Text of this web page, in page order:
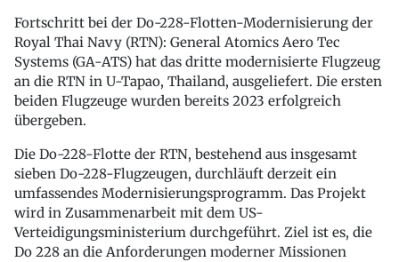
Fortschritt bei der Do-228-Flotten-Modernisierung der
Royal Thai Navy (RTN): General Atomics Aero Tec
Systems (GA-ATS) hat das dritte modernisierte Flugzeug
an die RTN in U-Tapao, Thailand, ausgeliefert. Die ersten
beiden Flugzeuge wurden bereits 2023 erfolgreich
übergeben.
Die Do-228-Flotte der RTN, bestehend aus insgesamt
sieben Do-228-Flugzeugen, durchläuft derzeit ein
umfassendes Modernisierungsprogramm. Das Projekt
wird in Zusammenarbeit mit dem US-
Verteidigungsministerium durchgeführt. Ziel ist es, die
Do 228 an die Anforderungen moderner Missionen